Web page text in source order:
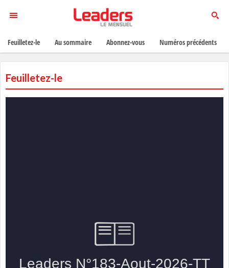
Feuilletez-le
Feuilletez-le Au sommaire Abonnez-vous Numéros précédents